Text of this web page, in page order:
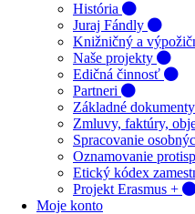
História
Juraj Fándly
Knižničný a
Naše projekty
Edičná činnosť
Partneri
Základné dokumenty
Zmluvy, faktúry,
Spracovanie
Oznamovanie
Etický kódex
Projekt Erasmus +
Moje konto